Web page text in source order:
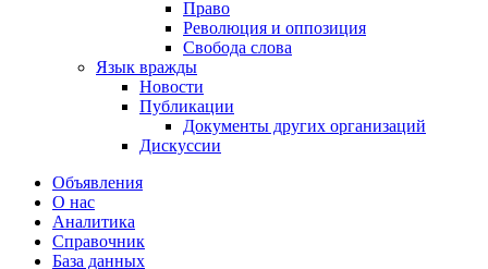
Право
Революция и оппозиция
Свобода слова
Язык вражды
Новости
Публикации
Документы других организаций
Дискуссии
Объявления
О нас
Аналитика
Справочник
База данных